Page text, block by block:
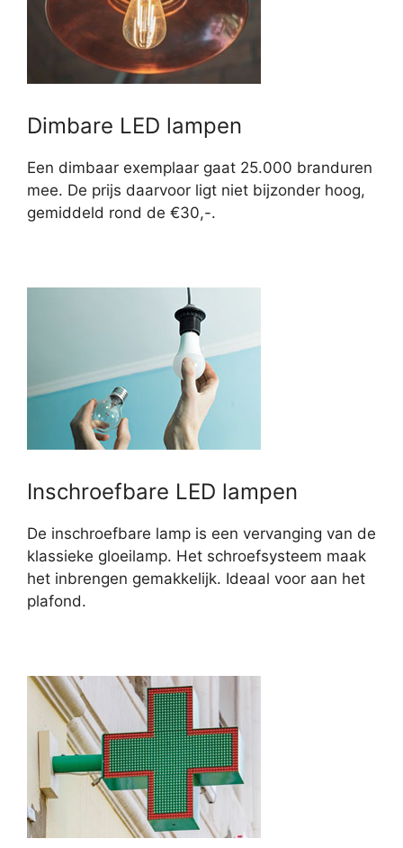
Dimbare LED lampen
Een dimbaar exemplaar gaat 25.000 branduren
mee. De prijs daarvoor ligt niet bijzonder hoog,
gemiddeld rond de €30,-.
Inschroefbare LED lampen
De inschroefbare lamp is een vervanging van de
klassieke gloeilamp. Het schroefsysteem maak
het inbrengen gemakkelijk. Ideaal voor aan het
plafond.